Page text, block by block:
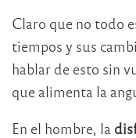
Claro que no todo
tiempos y sus
hablar de esto sin
que alimenta la
En el hombre, la